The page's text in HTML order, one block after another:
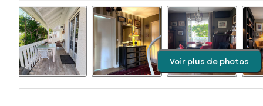
Voir plus de photos